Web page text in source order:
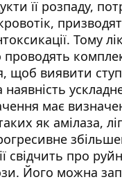
її розпаду,
Тому
проводять
щоб виявити
має
як амілаза,
свідчить про
Його можна